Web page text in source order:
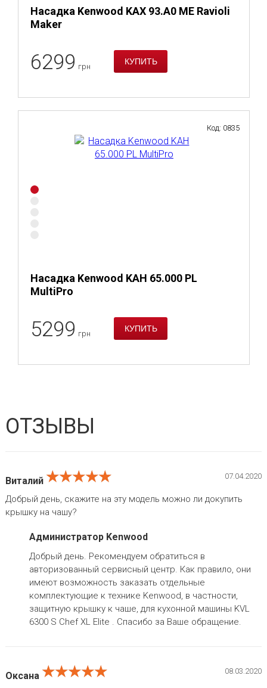
Насадка Kenwood KAX 93.A0 ME Ravioli
Maker
6299 грн
Насадка Kenwood KAH 65.000 PL
MultiPro
Код: 0835
5299 грн
ОТЗЫВЫ
Виталий ★★★★★
★★★★★
★★★★★ 07.04.2020
Добрый день, скажите на эту модель можно ли докупить
крышку на чашу?
Администратор Kenwood
Добрый день. Рекомендуем обратиться в
авторизованный сервисный центр. Как правило, они
имеют возможность заказать отдельные
комплектующие к технике Kenwood, в частности,
защитную крышку к чаше, для кухонной машины KVL
6300 S Chef XL Elite . Спасибо за Ваше обращение.
Оксана ★★★★★
★★★★★
★★★★★ 08.03.2020